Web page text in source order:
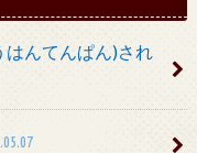
んてんぱん)され